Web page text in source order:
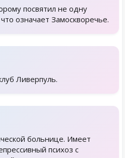
посвятил не одну
означает Замоскворечье.
Ливерпуль.
больнице. Имеет
психоз с